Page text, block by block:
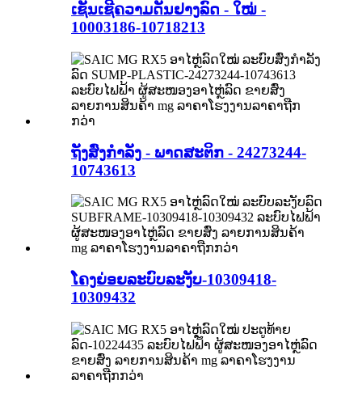
ເຊັນເຊີຄວາມດັນຢາງລົດ - ໃໝ່ -
10003186-10718213
ຖັງສົ່ງກຳລັງ - ພາດສະຕິກ - 24273244-
10743613
ໂຄງຍ່ອຍລະບົບລະງັບ-10309418-
10309432